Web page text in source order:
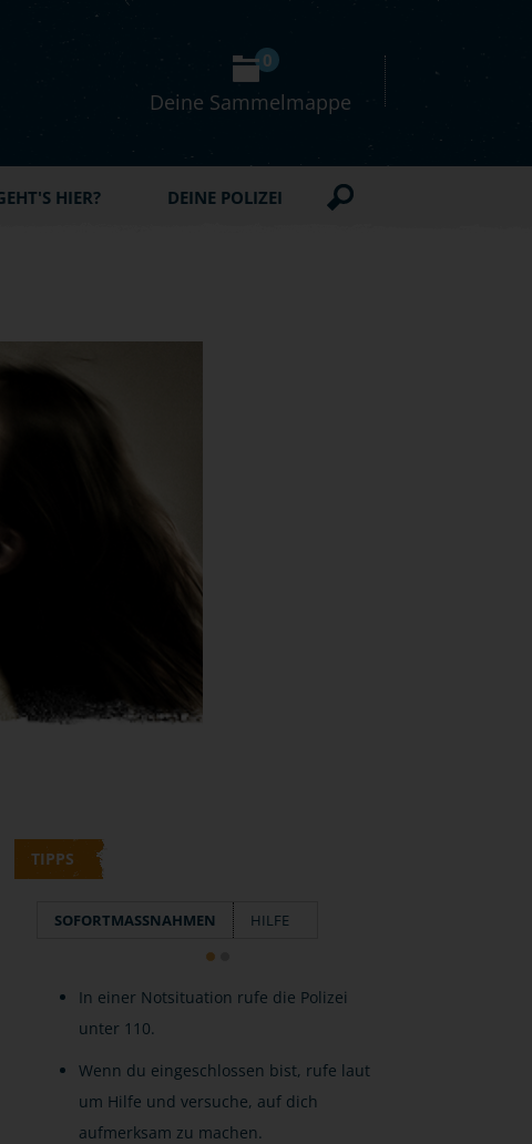
Deine Sammelmappe
0
HIER? DEINE POLIZEI
TIPPS
SOFORTMASSNAHMEN HILFE
In einer Notsituation rufe die Polizei
unter 110.
Wenn du eingeschlossen bist, rufe laut
um Hilfe und versuche, auf dich
aufmerksam zu machen.